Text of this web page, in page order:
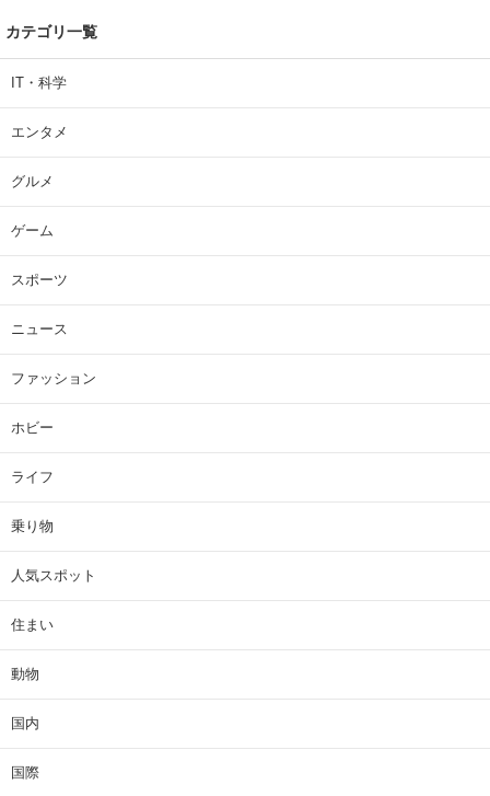
カテゴリ一覧
IT・科学
エンタメ
グルメ
ゲーム
スポーツ
ニュース
ファッション
ホビー
ライフ
乗り物
人気スポット
住まい
動物
国内
国際